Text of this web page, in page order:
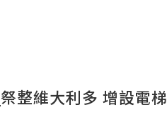
祭整維大利多 增設電